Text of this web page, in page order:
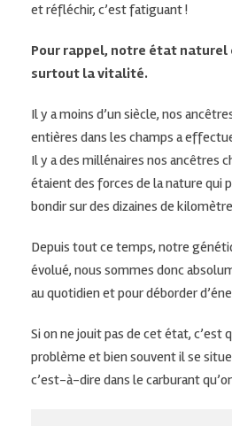
et réfléchir, c’est fatiguant !
Pour rappel, notre état
surtout la vitalité.
Il y a moins d’un siècle, nos
entières dans les champs a
Il y a des millénaires nos ancêtres
étaient des forces de la nature qui
bondir sur des dizaines de
Depuis tout ce temps, notre
évolué, nous sommes donc
au quotidien et pour déborder
Si on ne jouit pas de cet état, c’est
problème et biensouvent ilse
c’est-à-dire dans le carburant